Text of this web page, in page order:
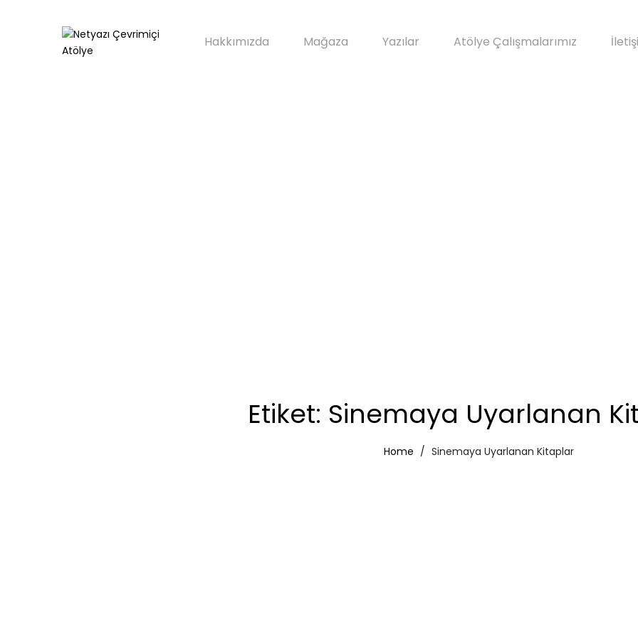
Hakkımızda Mağaza Yazılar Atölye Çalışmalarımız
Etiket: Sinemaya Uyarlanan
Home Sinemaya Uyarlanan Kitaplar